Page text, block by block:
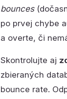
bounces
po prvej chybe
a overte, či
Skontrolujte aj
zbieraných
bounce rate.